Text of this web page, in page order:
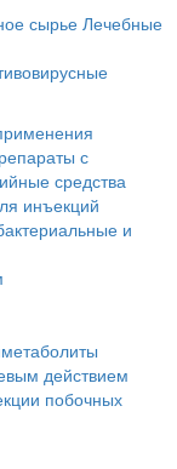
сырье Лечебные
с
средства
инъекций
и
действием
побочных